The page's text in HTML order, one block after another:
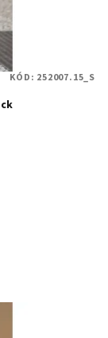
KÓD: 252007.15_S